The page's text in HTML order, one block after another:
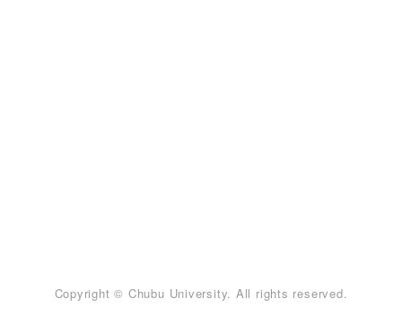
Copyright © Chubu University. All rights reserved.